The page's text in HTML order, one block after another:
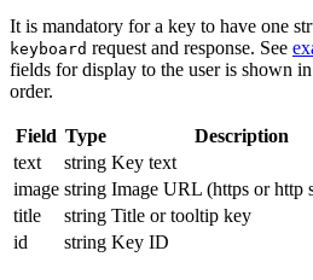
It is mandatory for a key to have one
keyboard request and response. See
fields for display to the user is shown
order.
Field Type Description
text
string Key text
image string Image URL (https or http
title
string Title or tooltip key
id
string Key ID